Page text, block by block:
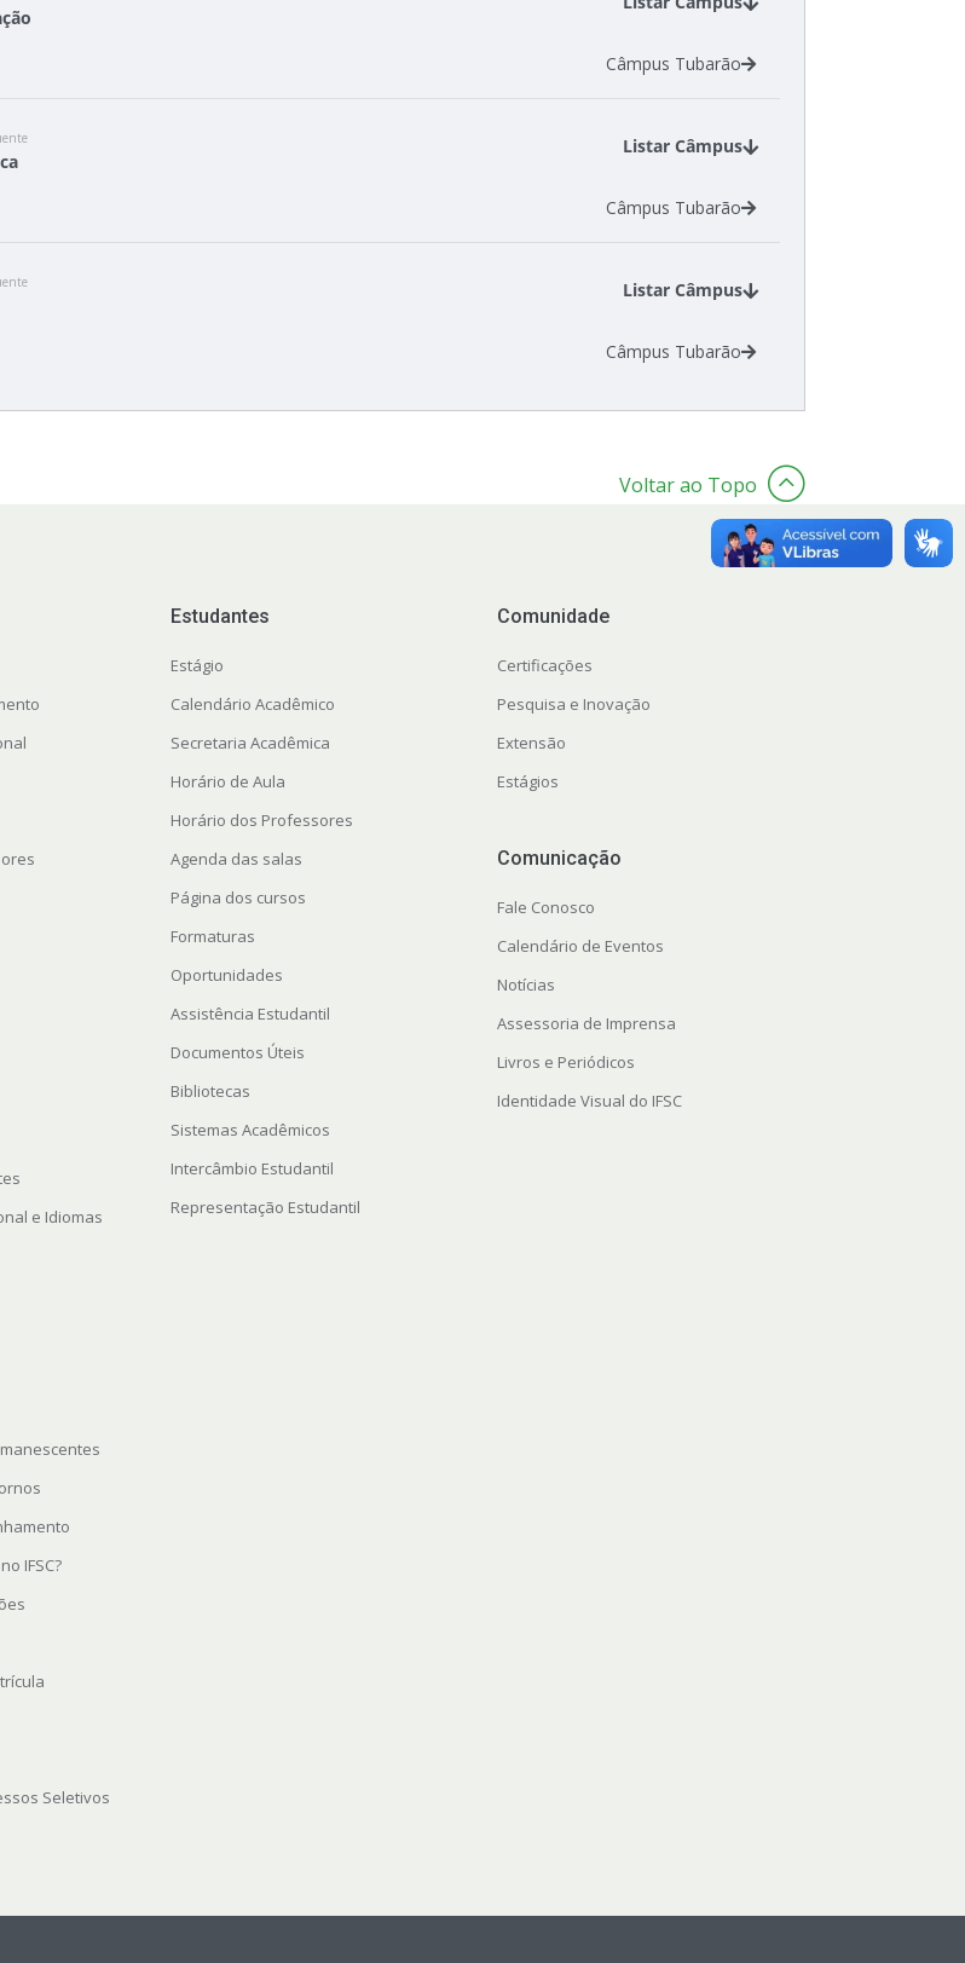
Câmpus Tubarão
Listar Câmpus
Câmpus Tubarão
Listar Câmpus
Câmpus Tubarão
Voltar ao Topo
e Idiomas
IFSC?
Seletivos
Estudantes
Estágio
Calendário Acadêmico
Secretaria Acadêmica
Horário de Aula
Horário dos Professores
Agenda das salas
Página dos cursos
Formaturas
Oportunidades
Assistência Estudantil
Documentos Úteis
Bibliotecas
Sistemas Acadêmicos
Intercâmbio Estudantil
Representação Estudantil
Comunidade
Certificações
Pesquisa e Inovação
Extensão
Estágios
Comunicação
Fale Conosco
Calendário de Eventos
Notícias
Assessoria de Imprensa
Livros e Periódicos
Identidade Visual do IFSC